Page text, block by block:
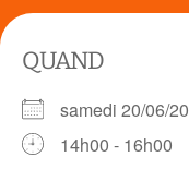
QUAND
samedi 20/06/
14h00 - 16h00